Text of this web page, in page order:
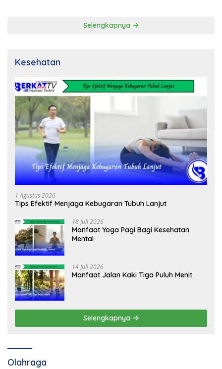
Selengkapnya
Kesehatan
1 Agustus 2026
Tips Efektif Menjaga Kebugaran Tubuh Lanjut
18 Juli 2026
Manfaat Yoga Pagi Bagi Kesehatan
Mental
14 Juli 2026
Manfaat Jalan Kaki Tiga Puluh Menit
Selengkapnya
Olahraga